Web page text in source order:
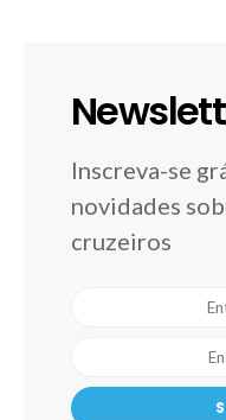
Inscreva-se
novidades
cruzeiros